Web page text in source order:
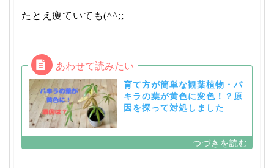
たとえ痩ていても(^^;;
育て方が簡単な観葉植物・パ
キラの葉が黄色に変色！？原
因を探って対処しました